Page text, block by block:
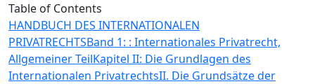
Table of Contents
HANDBUCH DES INTERNATIONALEN
PRIVATRECHTSBand 1: : Internationales Privatrecht,
Allgemeiner TeilKapitel II: Die Grundlagen des
Internationalen PrivatrechtsII. Die Grundsätze der